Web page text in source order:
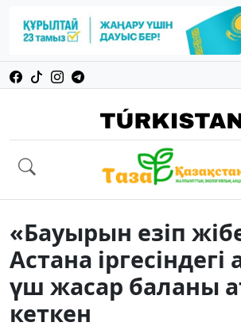
«Бауырын езіп
Астана
үш жасар баланы
кеткен